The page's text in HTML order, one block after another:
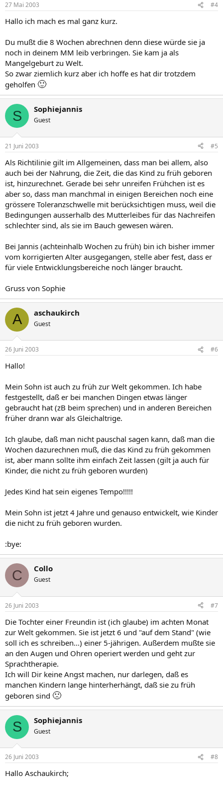
27 Mai 2003 #4
Hallo ich mach es mal ganz kurz.
Du mußt die 8 Wochen abrechnen denn diese würde sie ja
noch in deinem MM leib verbringen. Sie kam ja als
Mangelgeburt zu Welt.
So zwar ziemlich kurz aber ich hoffe es hat dir trotzdem
geholfen 🙂
S Sophiejannis
Guest
21 Juni 2003 #5
Als Richtilinie gilt im Allgemeinen, dass man bei allem, also
auch bei der Nahrung, die Zeit, die das Kind zu früh geboren
ist, hinzurechnet. Gerade bei sehr unreifen Frühchen ist es
aber so, dass man manchmal in einigen Bereichen noch eine
grössere Toleranzschwelle mit berücksichtigen muss, weil die
Bedingungen ausserhalb des Mutterleibes für das Nachreifen
schlechter sind, als sie im Bauch gewesen wären.
Bei Jannis (achteinhalb Wochen zu früh) bin ich bisher immer
vom korrigierten Alter ausgegangen, stelle aber fest, dass er
für viele Entwicklungsbereiche noch länger braucht.
Gruss von Sophie
A aschaukirch
Guest
26 Juni 2003 #6
Hallo!
Mein Sohn ist auch zu früh zur Welt gekommen. Ich habe
festgestellt, daß er bei manchen Dingen etwas länger
gebraucht hat (zB beim sprechen) und in anderen Bereichen
früher drann war als Gleichaltrige.
Ich glaube, daß man nicht pauschal sagen kann, daß man die
Wochen dazurechnen muß, die das Kind zu früh gekommen
ist, aber mann sollte ihm einfach Zeit lassen (gilt ja auch für
Kinder, die nicht zu früh geboren wurden)
Jedes Kind hat sein eigenes Tempo!!!!!
Mein Sohn ist jetzt 4 Jahre und genauso entwickelt, wie Kinder
die nicht zu früh geboren wurden.
:bye:
C Collo
Guest
26 Juni 2003 #7
Die Tochter einer Freundin ist (ich glaube) im achten Monat
zur Welt gekommen. Sie ist jetzt 6 und "auf dem Stand" (wie
soll ich es schreiben...) einer 5-jährigen. Außerdem mußte sie
an den Augen und Ohren operiert werden und geht zur
Sprachtherapie.
Ich will Dir keine Angst machen, nur darlegen, daß es
manchen Kindern lange hinterherhängt, daß sie zu früh
geboren sind 🙁
S Sophiejannis
Guest
26 Juni 2003 #8
Hallo Aschaukirch;